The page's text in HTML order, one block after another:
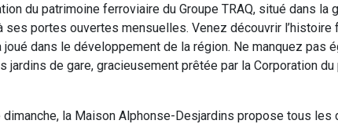
du patrimoine ferroviaire du Groupe TRAQ, situé dans la
ses portes ouvertes mensuelles. Venez découvrir l’histoire
joué dans le développement de la région. Ne manquez pas
jardins de gare, gracieusement prêtée par la Corporation
la Maison Alphonse-Desjardins propose tous les